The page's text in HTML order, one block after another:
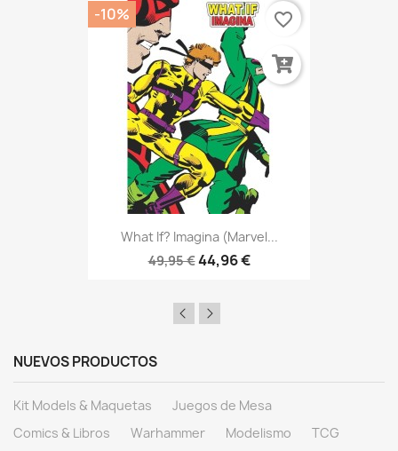
What If? Imagina (Marvel...
49,95 €44,96 €
-10% favorite_border
NUEVOS PRODUCTOS
Kit Models & Maquetas
Juegos de Mesa
Comics & Libros
Warhammer Modelismo
TCG